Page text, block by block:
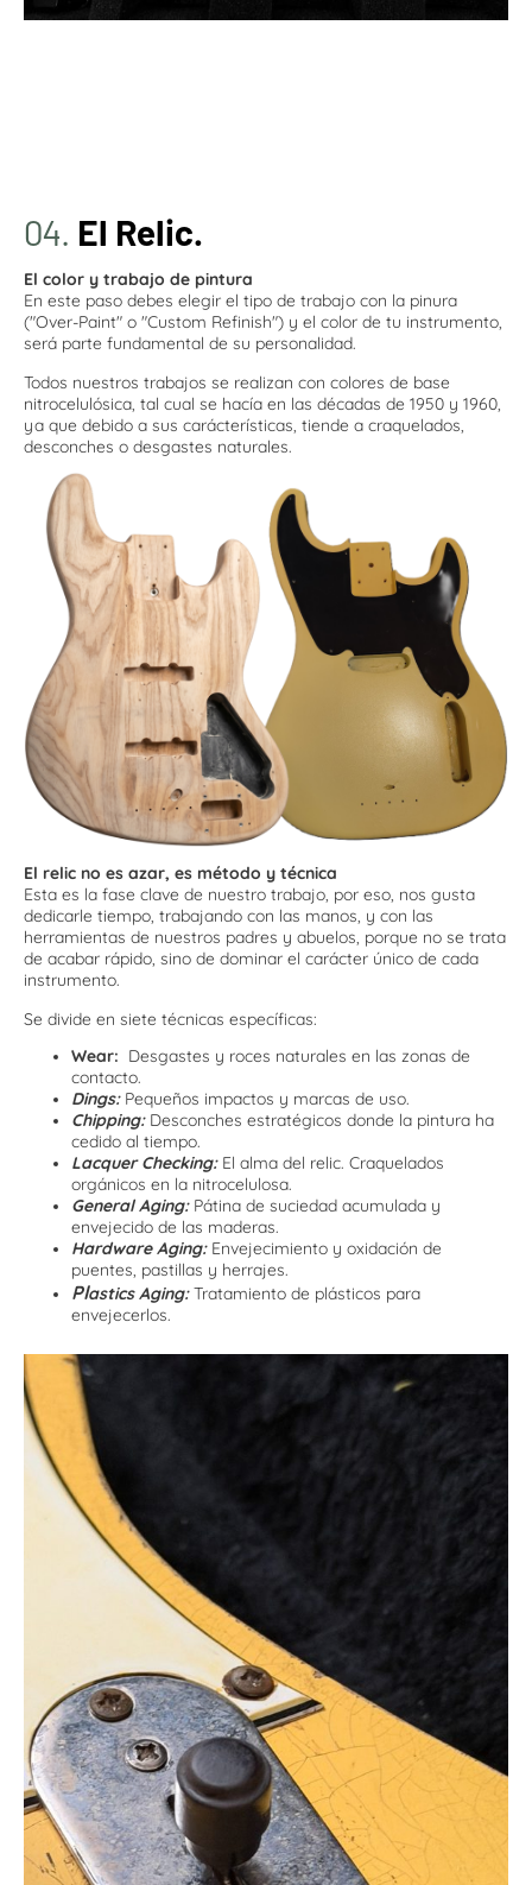
04. El Relic.
El color y trabajo de pintura
En este paso debes elegir el tipo de trabajo con la pinura
("Over-Paint" o "Custom Refinish") y el color de tu instrumento,
será parte fundamental de su personalidad.
Todos nuestros trabajos se realizan con colores de base
nitrocelulósica, tal cual se hacía en las décadas de 1950 y 1960,
ya que debido a sus carácterísticas, tiende a craquelados,
desconches o desgastes naturales.
El relic no es azar, es método y técnica
Esta es la fase clave de nuestro trabajo, por eso, nos gusta
dedicarle tiempo, trabajando con las manos, y con las
herramientas de nuestros padres y abuelos, porque no se trata
de acabar rápido, sino de dominar el carácter único de cada
instrumento.
Se divide en siete técnicas específicas:
Wear: Desgastes y roces naturales en las zonas de
contacto.
Dings:Pequeños impactos y marcas de uso.
Chipping: Desconches estratégicos donde la pintura ha
cedido al tiempo.
Lacquer Checking: El alma del relic. Craquelados
orgánicos en la nitrocelulosa.
General Aging: Pátina de suciedad acumulada y
envejecido de las maderas.
Hardware Aging:Envejecimiento y oxidación de
puentes, pastillas y herrajes.
Plastics Aging: Tratamiento de plásticos para
envejecerlos.